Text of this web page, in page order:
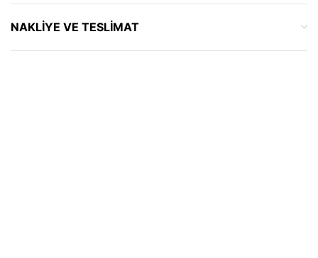
NAKLIYE VE TESLIMAT